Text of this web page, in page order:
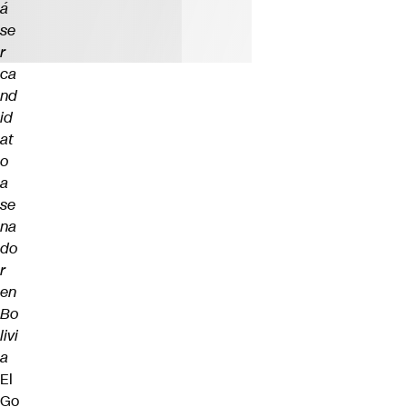
á
se
r
ca
nd
id
at
o
a
se
na
do
r
en
Bo
livi
a
El
Go